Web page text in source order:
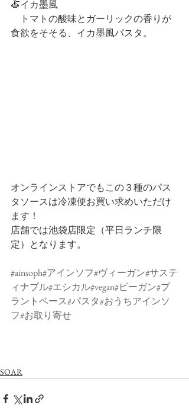
🍝イカ墨風
トマトの酸味とガーリックの香りが
食欲をそそる、イカ墨風パスタ。
オンラインストアでもこの３種のパス
タソースは冷凍便お買い求めいただけ
ます！
店舗では池袋店限定（平日ランチ限
定）となります。
#ainsoph#アインソフ#ヴィーガン#サステ
ィナブル#エシカル#vegan#ビーガン#プ
ラントベース#パスタ#おうちアインソ
フ#お取り寄せ
SOAR